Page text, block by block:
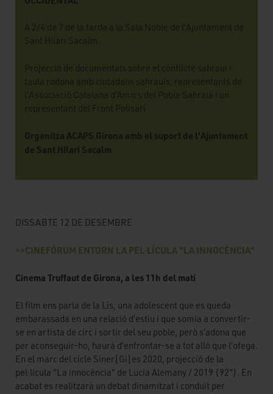
A 2/4 de 7 de la tarda a la Sala Noble de l'Ajuntament de
Sant Hilari Sacalm.
Projecció de documentals sobre el conflicte sahrauí i
taula rodona amb ciutadans sahrauís, representants de
l'Associació Catalana d'Amics del Poble Sahrauí i un
representant del Front Polisari
Organitza ACAPS Girona amb el suport de l'Ajuntament
de Sant Hilari Sacalm
DISSABTE 12 DE DESEMBRE
>>CINEFÒRUM ENTORN LA PEL·LÍCULA "LA INNOCÈNCIA"
Cinema Truffaut de Girona, a les 11h del matí
El film ens parla de la Lis, una adolescent que es queda
embarassada en una relació d’estiu i que somia a convertir-
se en artista de circ i sortir del seu poble, però s’adona que
per aconseguir-ho, haurà d’enfrontar-se a tot allò que l’ofega.
En el marc del cicle Siner[Gi]es 2020, projecció de la
pel·lícula "La innocència" de Lucía Alemany / 2019 (92"). En
acabat es realitzarà un debat dinamitzat i conduït per